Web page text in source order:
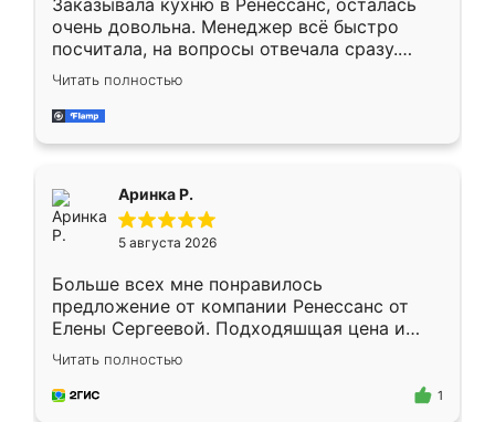
Заказывала кухню в Ренессанс, осталась
очень довольна. Менеджер всё быстро
посчитала, на вопросы отвечала сразу.
Замерщик приехал в субботу, подошёл к
делу со всей ответственностью. Собрали
за день, ребята работали аккуратно, даже
Читать полностью
Аринка Р.
5 августа 2026
Больше всех мне понравилось
предложение от компании Ренессанс от
Елены Сергеевой. Подходяшщая цена и
короткие сроки изготовления. Приехавший
для замера сотрудник Владислав
предложил по моему эскизу самый
Читать полностью
1